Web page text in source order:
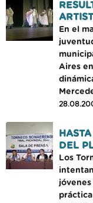
En el
Aires
DEL
Los